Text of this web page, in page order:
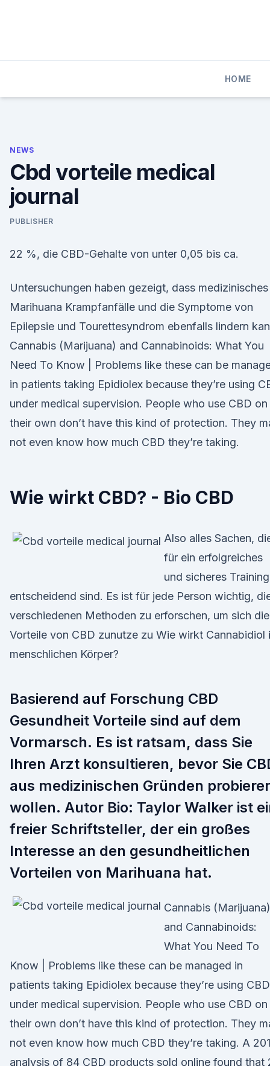
HOME
NEWS
Cbd vorteile medical
journal
PUBLISHER
22 %, die CBD-Gehalte von unter 0,05 bis ca.
Untersuchungen haben gezeigt, dass medizinisches
Marihuana Krampfanfälle und die Symptome von
Epilepsie und Tourettesyndrom ebenfalls lindern
Cannabis (Marijuana) and Cannabinoids: What You
Need To Know | Problems like these can be
in patients taking Epidiolex because they’re using
under medical supervision. People who use CBD on
their own don’t have this kind of protection. They
not even know how much CBD they’re taking.
Wie wirkt CBD? - Bio CBD
Also alles Sachen,
für ein erfolgreiches
und sicheres Training
entscheidend sind. Es ist für jede Person wichtig,
verschiedenen Methoden zu erforschen, um sich die
Vorteile von CBD zunutze zu Wie wirkt Cannabidiol
menschlichen Körper?
Basierend auf Forschung CBD
Gesundheit Vorteile sind auf dem
Vormarsch. Es ist ratsam, dass Sie
Ihren Arzt konsultieren, bevor Sie
aus medizinischen Gründen
wollen. Autor Bio: Taylor Walker ist
freier Schriftsteller, der ein großes
Interesse an den gesundheitlichen
Vorteilen von Marihuana hat.
Cannabis (Marijuana)
and Cannabinoids:
What You Need To
Know | Problems like these can be managed in
patients taking Epidiolex because they’re using CBD
under medical supervision. People who use CBD on
their own don’t have this kind of protection. They
not even know how much CBD they’re taking. A
analysis of 84 CBD products sold online found that